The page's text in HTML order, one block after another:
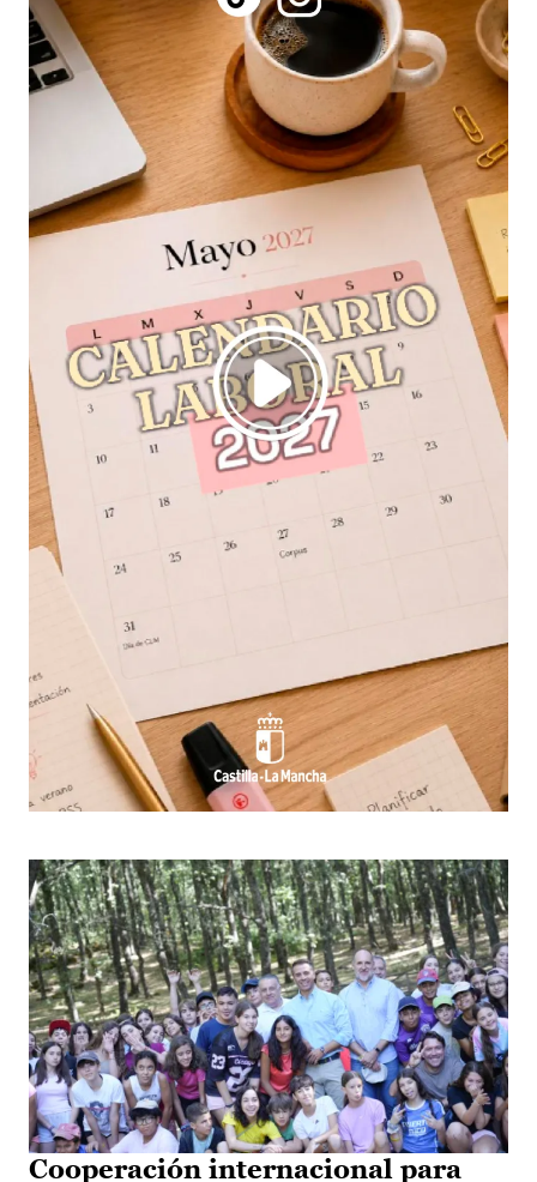
Cooperación internacional para